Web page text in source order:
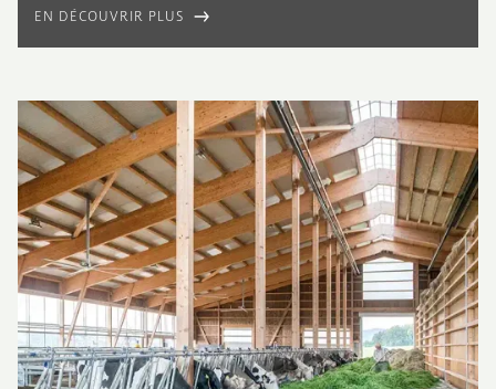
EN DÉCOUVRIR PLUS